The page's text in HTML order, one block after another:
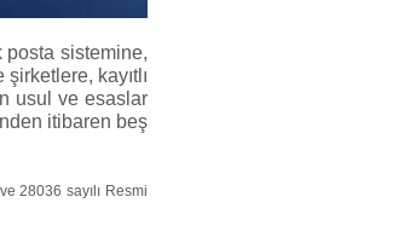
posta sistemine,
kayıtlı
usul ve esaslar
itibaren beş
28036 sayılı Resmi